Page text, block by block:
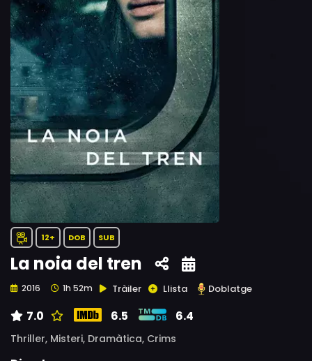
12+ DOB SUB
La noia del tren
2016 1h 52m Tràiler Llista Doblatge
7.0 6.5 6.4
Thriller, Misteri, Dramàtica, Crims